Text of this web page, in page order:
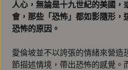
人心，無論是十九世紀的美國，
會，那些「恐怖」都如影隨形，
恐怖的原因。
愛倫坡並不以誇張的情緒來營造
節描述情境，帶出恐怖的感覺。